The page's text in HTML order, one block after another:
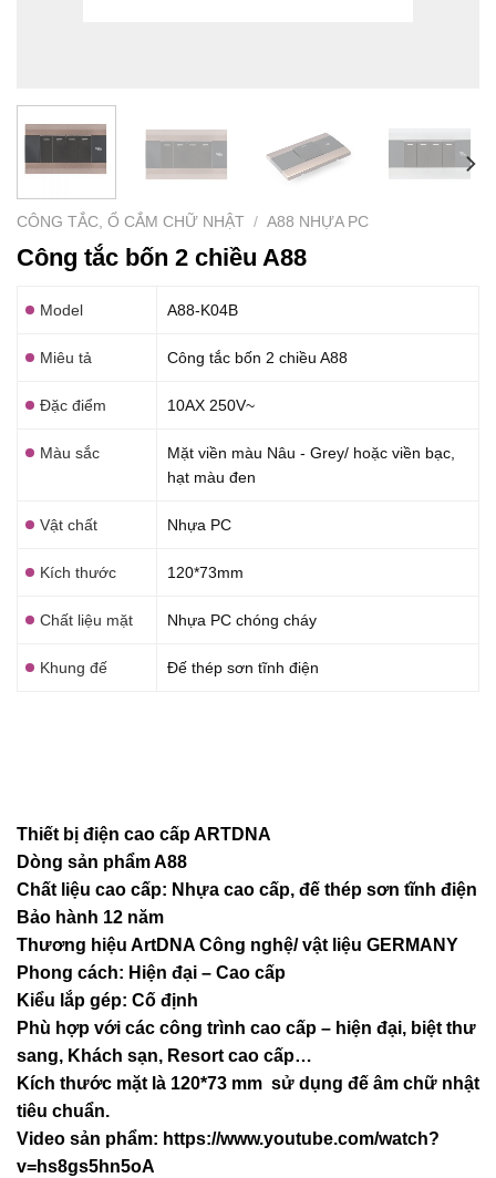
CÔNG TẮC, Ổ CẮM CHỮ NHẬT / A88 NHỰA PC
Công tắc bốn 2 chiều A88
Model A88-K04B
Miêu tả Công tắc bốn 2 chiều A88
Đặc điểm 10AX 250V~
Màu sắc
Mặt viền màu Nâu - Grey/ hoặc viền bạc,
hạt màu đen
Vật chất Nhựa PC
Kích thước 120*73mm
Chất liệu mặt Nhựa PC chóng cháy
Khung đế Đế thép sơn tĩnh điện
Thiết bị điện cao cấp ARTDNA
Dòng sản phẩm A88
Chất liệu cao cấp: Nhựa cao cấp, đế thép sơn tĩnh điện
Bảo hành 12 năm
Thương hiệu ArtDNA Công nghệ/ vật liệu GERMANY
Phong cách: Hiện đại – Cao cấp
Kiểu lắp gép: Cố định
Phù hợp với các công trình cao cấp – hiện đại, biệt thư
sang, Khách sạn, Resort cao cấp…
Kích thước mặt là 120*73 mm sử dụng đế âm chữ nhật
tiêu chuẩn.
Video sản phẩm: https://www.youtube.com/watch?
v=hs8gs5hn5oA